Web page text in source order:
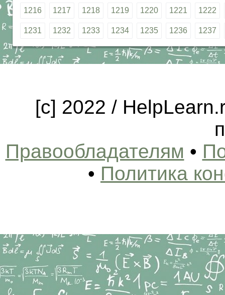
1216 1217 1218 1219 1220 1221 1222
1231 1232 1233 1234 1235 1236 1237
[c] 2022 /
Правообладателям •
• Политика